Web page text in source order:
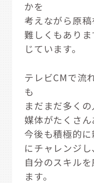
かを
考えながら原
難しくもあり
じています。
テレビCMで流
も
まだまだ多く
媒体がたくさ
今後も積極的
にチャレンジし
自分のスキル
ます。